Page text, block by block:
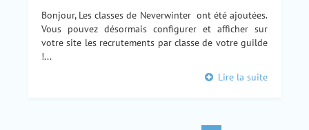
Bonjour, Les classes de Neverwinter ont été ajoutées.
Vous pouvez désormais configurer et afficher sur
votre site les recrutements par classe de votre guilde
!...
Lire la suite